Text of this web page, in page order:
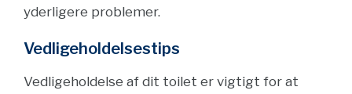
yderligere problemer.
Vedligeholdelsestips
Vedligeholdelse af dit toilet er vigtigt for at